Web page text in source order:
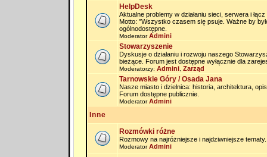
HelpDesk
Aktualne problemy w działaniu sieci, serwera i
Motto: "Wszystko czasem się psuje. Ważne by
ogólnodostępne.
ModeratorAdmini
Stowarzyszenie
Dyskusje o działaniu i rozwoju naszego
bieżące. Forum jest dostępne wyłącznie dla
Moderatorzy: Admini, Zarząd
Tarnowskie Góry / Osada Jana
Nasze miasto i dzielnica: historia, architektura,
Forum dostępne publicznie.
ModeratorAdmini
Inne
Rozmówki różne
Rozmowy na najróżniejsze i najdziwniejsze tematy.
ModeratorAdmini